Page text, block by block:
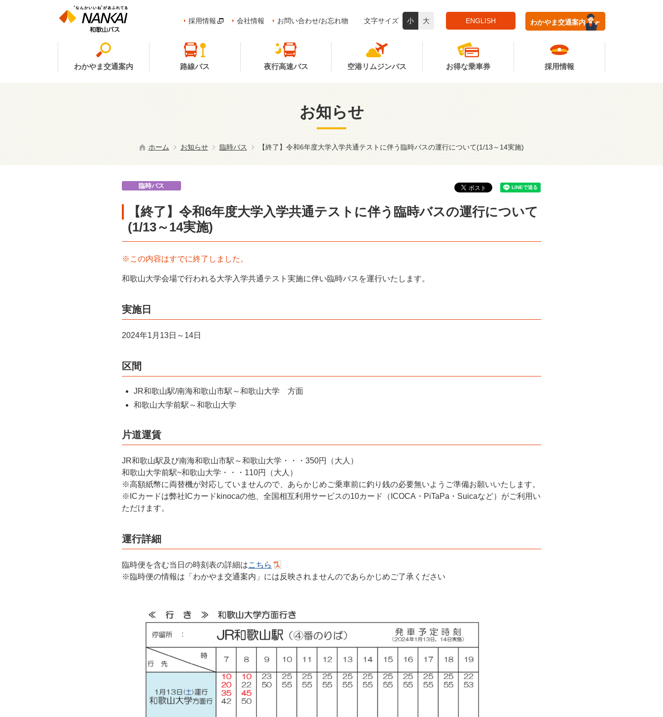
採用情報 会社情報 お問い合わせ/お忘れ物 文字サイズ 小 大 ENGLISH わかやま交通案内
わかやま交通案内 路線バス 夜行高速バス 空港リムジンバス お得な乗車券 採用情報
お知らせ
ホーム お知らせ 臨時バス 【終了】令和6年度大学入学共通テストに伴う臨時バスの運行について(1/13～14実施)
臨時バス
【終了】令和6年度大学入学共通テストに伴う臨時バスの運行について
(1/13～14実施)
※この内容はすでに終了しました。
和歌山大学会場で行われる大学入学共通テスト実施に伴い臨時バスを運行いたします。
実施日
2024年1月13日～14日
区間
JR和歌山駅/南海和歌山市駅～和歌山大学 方面
和歌山大学前駅～和歌山大学
片道運賃
JR和歌山駅及び南海和歌山市駅～和歌山大学・・・350円（大人）
和歌山大学前駅~和歌山大学・・・110円（大人）
※高額紙幣に両替機が対応していませんので、あらかじめご乗車前に釣り銭の必要無いようご準備お願いいたします。
※ICカードは弊社ICカードkinocaの他、全国相互利用サービスの10カード（ICOCA・PiTaPa・Suicaなど）がご利用い
ただけます。
運行詳細
臨時便を含む当日の時刻表の詳細はこちら
※臨時便の情報は「わかやま交通案内」には反映されませんのであらかじめご了承ください